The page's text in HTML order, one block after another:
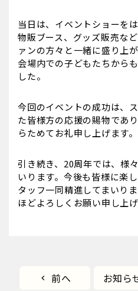
当日は、イベントショーを
物販ブース、グッズ販売な
ァンの方々と一緒に盛り上
会場内での子どもたちから
した。
今回のイベントの成功は、
た皆様方の応援の賜物であ
らためてお礼申し上げます。
引き続き、20周年では、様
いります。今後も皆様に楽
タッフ一同精進してまいり
ほどよろしくお願い申し上げ
前へ お知ら